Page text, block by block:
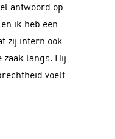
antwoord op
ik heb een
zij intern ook
langs. Hij
voelt